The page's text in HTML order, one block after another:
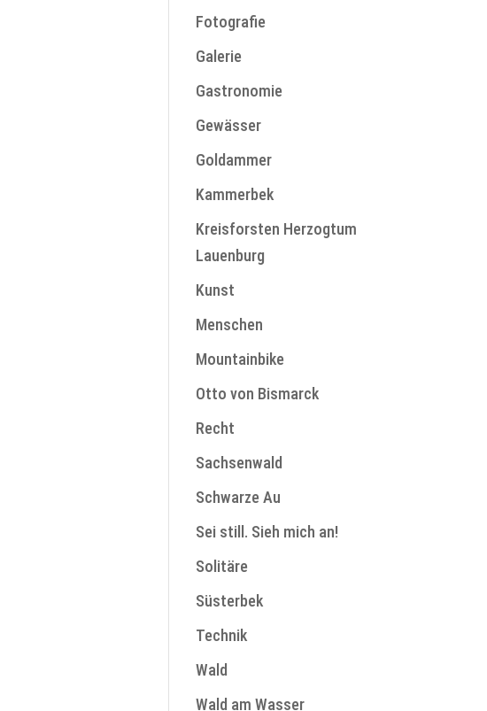
Fotografie
Galerie
Gastronomie
Gewässer
Goldammer
Kammerbek
Kreisforsten Herzogtum
Lauenburg
Kunst
Menschen
Mountainbike
Otto von Bismarck
Recht
Sachsenwald
Schwarze Au
Sei still. Sieh mich an!
Solitäre
Süsterbek
Technik
Wald
Wald am Wasser